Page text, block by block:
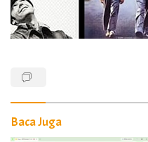
Baca Juga